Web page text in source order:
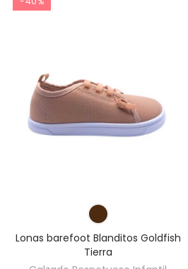
Lonas barefoot Blanditos Goldfish
Tierra